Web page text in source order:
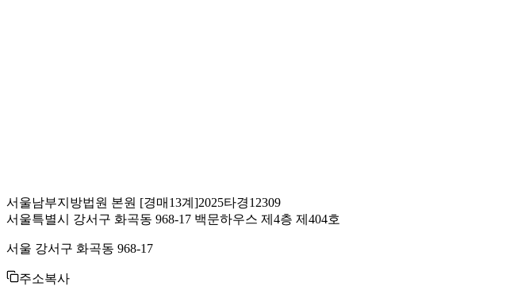
서울남부지방법원 본원 [경매13계]2025타경12309
서울특별시 강서구 화곡동 968-17 백문하우스 제4층 제404호
서울 강서구 화곡동 968-17
주소복사